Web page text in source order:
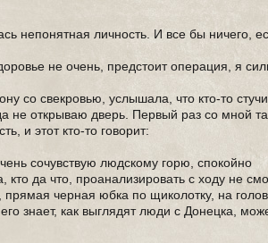
непонятная личность. И все бы ничего,
не очень, предстоит операция, я
со свекровью, услышала, что кто-то
не открываю дверь. Первый раз со мной
и этот кто-то говорит:
сочувствую людскому горю, спокойно
да что, проанализировать с ходу не
черная юбка по щиколотку, на
знает, как выглядят люди с Донецка,